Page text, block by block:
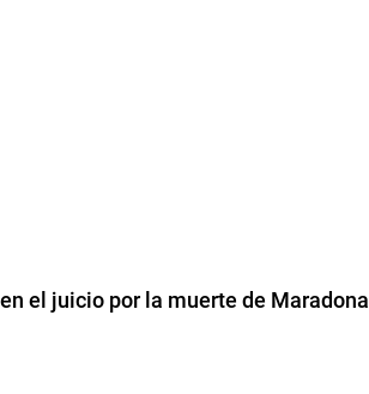
el juicio por la muerte de Maradona